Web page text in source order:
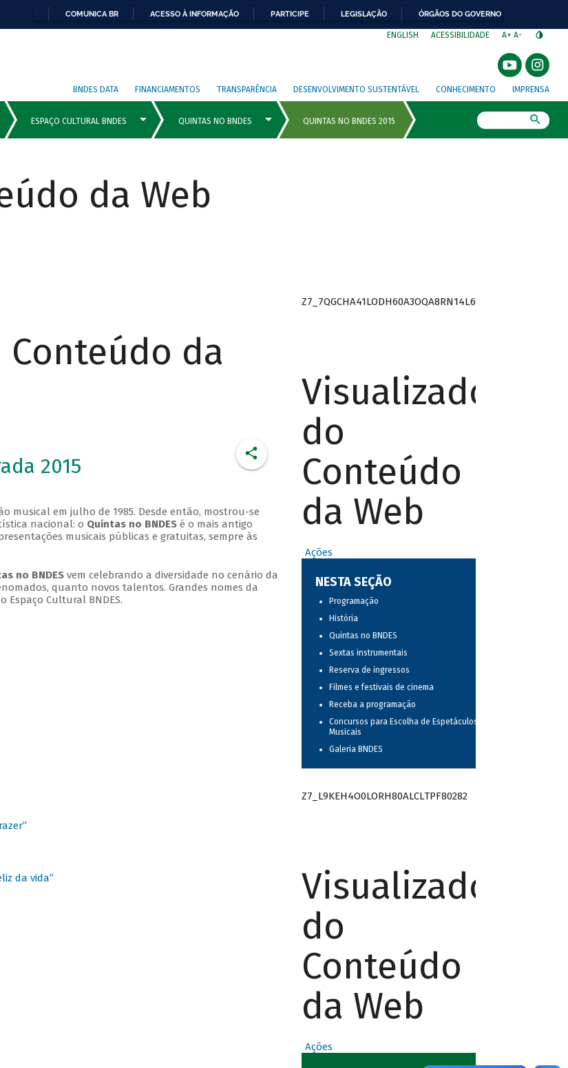
COMUNICA BR ACESSO À INFORMAÇÃO PARTICIPE LEGISLAÇÃO ÓRGÃOS DO GOVERNO
ENGLISH ACESSIBILIDADE A+ A-
BNDES DATA FINANCIAMENTOS TRANSPARÊNCIA DESENVOLVIMENTO SUSTENTÁVEL CONHECIMENTO IMPRENSA
da Web
da
2015
musical em julho de 1985. Desde então, mostrou-se
nacional: o Quintas no BNDESé o mais antigo
musicais públicas e gratuitas, sempre às
no BNDESvem celebrando a diversidade no cenário da
quanto novos talentos. Grandes nomes da
Espaço Cultural BNDES.
da vida”
Z7_7QGCHA41LODH60A3OQA8RN14L6
Visualizador
do
Conteúdo
da Web
Ações
NESTA SEÇÃO
Programação
História
Quintas no BNDES
Sextas instrumentais
Reserva de ingressos
Filmes e festivais de cinema
Receba a programação
Concursos para Escolha de Espetáculos
Musicais
Galeria BNDES
Z7_L9KEH4O0LORH80ALCLTPF80282
Visualizador
do
Conteúdo
da Web
Ações